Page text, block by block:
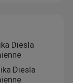
Diesla
Diesla